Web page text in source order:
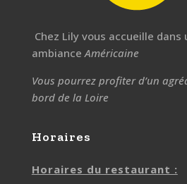
Chez Lily vous accueille dans
ambianceAméricaine
Vous pourrez profiter d’un
bord de la Loire
Horaires
Horaires du restaurant :